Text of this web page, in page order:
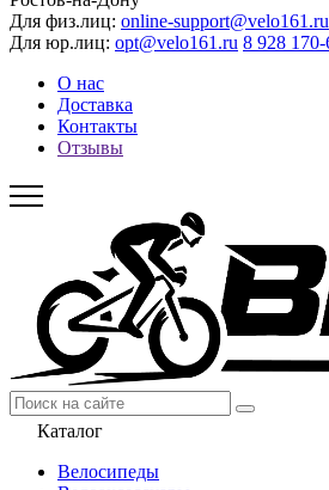
Для физ.лиц: online-support@velo161.ru
Для юр.лиц: opt@velo161.ru 8 928 170-
О нас
Доставка
Контакты
Отзывы
Каталог
Велосипеды